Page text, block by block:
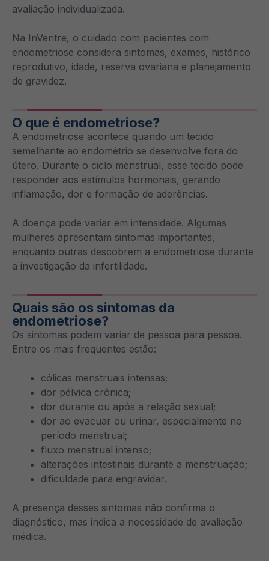
avaliação individualizada.
Na InVentre, o cuidado com pacientes com
endometriose considera sintomas, exames, histórico
reprodutivo, idade, reserva ovariana e planejamento
de gravidez.
O que é endometriose?
A endometriose acontece quando um tecido
semelhante ao endométrio se desenvolve fora do
útero. Durante o ciclo menstrual, esse tecido pode
responder aos estímulos hormonais, gerando
inflamação, dor e formação de aderências.
A doença pode variar em intensidade. Algumas
mulheres apresentam sintomas importantes,
enquanto outras descobrem a endometriose durante
a investigação da infertilidade.
Quais são os sintomas da
endometriose?
Os sintomas podem variar de pessoa para pessoa.
Entre os mais frequentes estão:
cólicas menstruais intensas;
dor pélvica crônica;
dor durante ou após a relação sexual;
dor ao evacuar ou urinar, especialmente no
período menstrual;
fluxo menstrual intenso;
alterações intestinais durante a menstruação;
dificuldade para engravidar.
A presença desses sintomas não confirma o
diagnóstico, mas indica a necessidade de avaliação
médica.